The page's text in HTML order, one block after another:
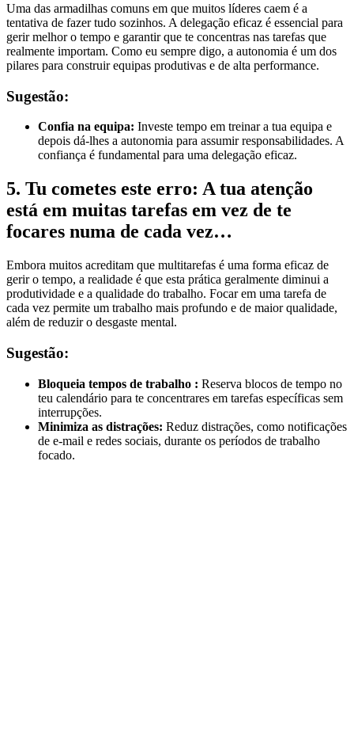
Uma das armadilhas comuns em que muitos líderes caem é a
tentativa de fazer tudo sozinhos. A delegação eficaz é essencial para
gerir melhor o tempo e garantir que te concentras nas tarefas que
realmente importam. Como eu sempre digo, a autonomia é um dos
pilares para construir equipas produtivas e de alta performance.
Sugestão:
Confia na equipa: Investe tempo em treinar a tua equipa e
depois dá-lhes a autonomia para assumir responsabilidades. A
confiança é fundamental para uma delegação eficaz.
5. Tu cometes este erro: A tua atenção
está em muitas tarefas em vez de te
focares numa de cada vez…
Embora muitos acreditam que multitarefas é uma forma eficaz de
gerir o tempo, a realidade é que esta prática geralmente diminui a
produtividade e a qualidade do trabalho. Focar em uma tarefa de
cada vez permite um trabalho mais profundo e de maior qualidade,
além de reduzir o desgaste mental.
Sugestão:
Bloqueia tempos de trabalho : Reserva blocos de tempo no
teu calendário para te concentrares em tarefas específicas sem
interrupções.
Minimiza as distrações: Reduz distrações, como notificações
de e-mail e redes sociais, durante os períodos de trabalho
focado.